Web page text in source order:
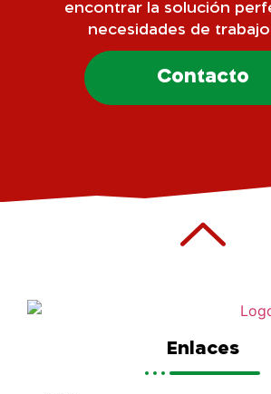
encontrar la solución
necesidades de
Contacto
Enlaces